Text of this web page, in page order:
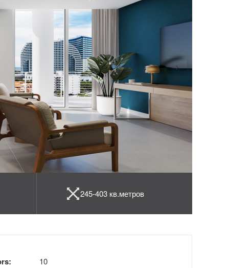
245-403 кв.метров
10